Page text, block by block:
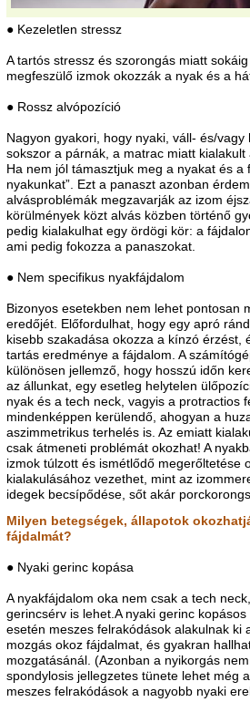
● Kezeletlen stressz
A tartós stressz és szorongás miatt
megfeszülő izmok okozzák a nyak és a
● Rossz alvópozíció
Nagyon gyakori, hogy nyaki, váll- és/
sokszor a párnák, a matrac miatt
Ha nem jól támasztjuk meg a nyakat és a
nyakunkat”. Ezt a panaszt azonban
alvásproblémák megzavarják az izom
körülmények közt alvás közben történő
pedig kialakulhat egy ördögi kör: a
ami pedig fokozza a panaszokat.
● Nem specifikus nyakfájdalom
Bizonyos esetekben nem lehet pontosan
eredőjét. Előfordulhat, hogy egy apró
kisebb szakadása okozza a kínzó érzést,
tartás eredménye a fájdalom. A
különösen jellemző, hogy hosszú időn
az állunkat, egy esetleg helytelen
nyak és a tech neck, vagyis a protractios
mindenképpen kerülendő, ahogyan a
aszimmetrikus terhelés is. Az emiatt
csak átmeneti problémát okozhat! A
izmok túlzott és ismétlődő megerőltetése
kialakulásához vezethet, mint az
idegek becsípődése, sőt akár
Milyen betegségek, állapotok
fájdalmát?
● Nyaki gerinc kopása
A nyakfájdalom oka nem csak a tech
gerincsérv is lehet.A nyaki gerinc
esetén meszes felrakódások alakulnak ki
mozgás okoz fájdalmat, és gyakran
mozgatásánál. (Azonban a nyikorgás
spondylosis jellegzetes tünete lehet még
meszes felrakódások a nagyobb nyaki